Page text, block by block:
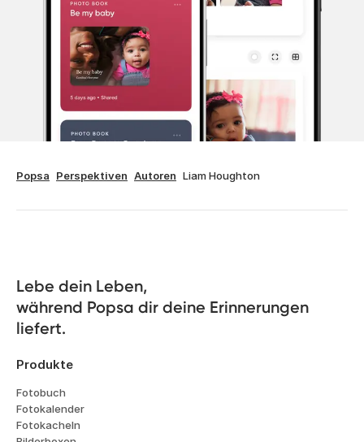
Popsa Perspektiven Autoren Liam Houghton
Lebe dein Leben,
während Popsa dir deine Erinnerungen
liefert.
Produkte
Fotobuch
Fotokalender
Fotokacheln